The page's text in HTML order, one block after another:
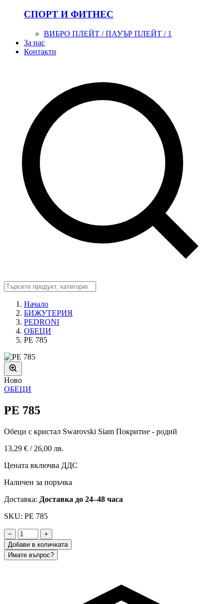
СПОРТ И ФИТНЕС
ВИБРО ПЛЕЙТ / ПАУЪР ПЛЕЙТ / 1
За нас
Контакти
Начало
БИЖУТЕРИЯ
PEDRONI
ОБЕЦИ
PE 785
Ново
ОБЕЦИ
PE 785
Обеци с кристал Swarovski Siam Покритие - родий
13,29 € / 26,00 лв.
Цената включва ДДС
Наличен за поръчка
Доставка: Доставка до 24–48 часа
SKU: PE 785
−
+
Добави в количката
Имате въпрос?